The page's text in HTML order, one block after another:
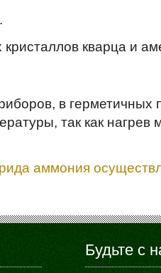
кварца и
в герметичных
так как нагрев
аммония
Будьте с